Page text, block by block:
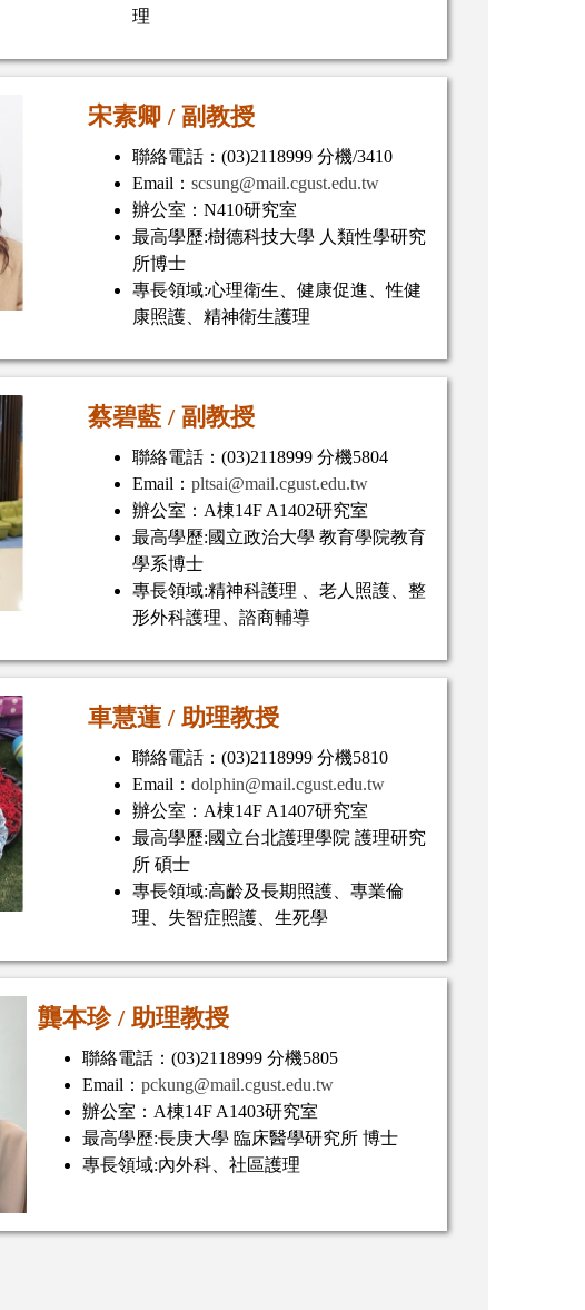
理
宋素卿 /副教授
聯絡電話：(03)2118999 分機/3410
Email：scsung@mail.cgust.edu.tw
辦公室：N410研究室
最高學歷:樹德科技大學 人類性學研究
所博士
專長領域:心理衛生、健康促進、性健
康照護、精神衛生護理
蔡碧藍 /副教授
聯絡電話：(03)2118999 分機5804
Email：pltsai@mail.cgust.edu.tw
辦公室：A棟14F A1402研究室
最高學歷:國立政治大學 教育學院教育
學系博士
專長領域:精神科護理 、老人照護、整
形外科護理、諮商輔導
車慧蓮 /助理教授
聯絡電話：(03)2118999 分機5810
Email：dolphin@mail.cgust.edu.tw
辦公室：A棟14F A1407研究室
最高學歷:國立台北護理學院 護理研究
所 碩士
專長領域:高齡及長期照護、專業倫
理、失智症照護、生死學
龔本珍 / 助理教授
聯絡電話：(03)2118999 分機5805
Email： pckung@mail.cgust.edu.tw
辦公室：A棟14F A1403研究室
最高學歷:長庚大學 臨床醫學研究所 博士
專長領域:內外科、社區護理